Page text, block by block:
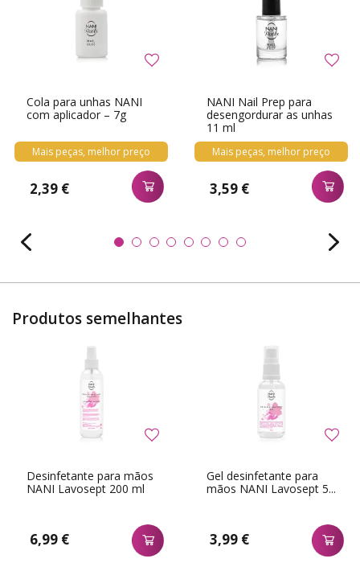
Cola para unhas NANI
com aplicador – 7g
Mais peças, melhor preço
2,39 €
NANI Nail Prep para
desengordurar as unhas
11 ml
Mais peças, melhor preço
3,59 €
Produtos semelhantes
Desinfetante para mãos
NANI Lavosept 200 ml
6,99 €
Gel desinfetante para
mãos NANI Lavosept 5...
3,99 €